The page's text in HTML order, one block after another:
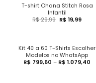
T-shirt Ohana Stitch Rosa
Infantil
R$29,99 R$ 19,99
Kit 40 a 60 T-Shirts Escolher
Modelos no WhatsApp
R$ 799,60 – R$ 1.079,40